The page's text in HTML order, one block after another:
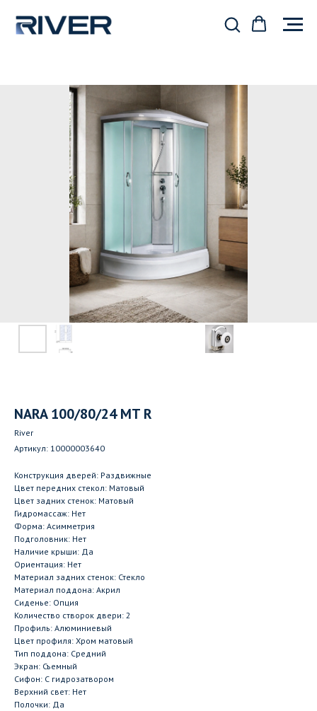
NARA 100/80/24 MT R
River
Артикул: 10000003640
Конструкция дверей: Раздвижные
Цвет передних стекол: Матовый
Цвет задних стенок: Матовый
Гидромассаж: Нет
Форма: Асимметрия
Подголовник: Нет
Наличие крыши: Да
Ориентация: Нет
Материал задних стенок: Стекло
Материал поддона: Акрил
Сиденье: Опция
Количество створок двери: 2
Профиль: Алюминиевый
Цвет профиля: Хром матовый
Тип поддона: Средний
Экран: Съемный
Сифон: С гидрозатвором
Верхний свет: Нет
Полочки: Да